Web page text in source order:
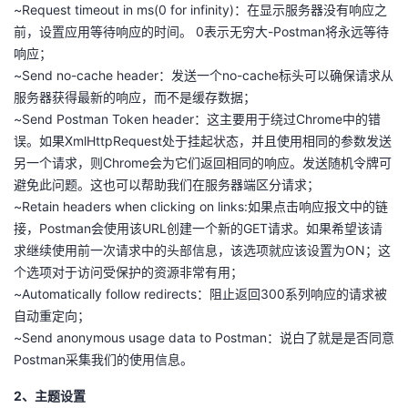
堂
我
的
课
程
我
的
认
证
我
的
实
验
我
的
收
藏
我
的
技
术
支
持
我
的
云
声
建
议
~Request timeout in ms(0 for infinity)：在显示服务器没有响应之
前，设置应用等待响应的时间。 0表示无穷大-Postman将永远等待
响应；
~Send no-cache header：发送一个no-cache标头可以确保请求从
服务器获得最新的响应，而不是缓存数据；
~Send Postman Token header：这主要用于绕过Chrome中的错
误。如果XmlHttpRequest处于挂起状态，并且使用相同的参数发送
另一个请求，则Chrome会为它们返回相同的响应。发送随机令牌可
避免此问题。这也可以帮助我们在服务器端区分请求；
~Retain headers when clicking on links:如果点击响应报文中的链
接，Postman会使用该URL创建一个新的GET请求。如果希望该请
求继续使用前一次请求中的头部信息，该选项就应该设置为ON；这
个选项对于访问受保护的资源非常有用；
~Automatically follow redirects：阻止返回300系列响应的请求被
自动重定向；
~Send anonymous usage data to Postman：说白了就是是否同意
Postman采集我们的使用信息。
2、主题设置